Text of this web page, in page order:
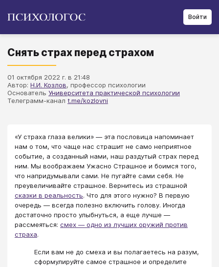
Войти
Снять страх перед страхом
01 октября 2022 г. в 21:48
Автор: Н.И. Козлов, профессор психологии
Основатель Университета практической психологии
Телеграмм-канал t.me/kozlovni
«У страха глаза велики» — эта пословица напоминает
нам о том, что чаще нас страшит не само неприятное
событие, а созданный нами, наш раздутый страх перед
ним. Мы воображаем Ужасно Страшное и боимся того,
что напридумывали сами. Не пугайте сами себя. Не
преувеличивайте страшное. Вернитесь из страшной
сказки в реальность. Что для этого нужно? В первую
очередь — всегда полезно включить голову. Иногда
достаточно просто улыбнуться, а еще лучше —
рассмеяться: смех — одно из лучших оружий против
страха.
Если вам не до смеха и вы полагаетесь на разум,
сформулируйте самое страшное и определите